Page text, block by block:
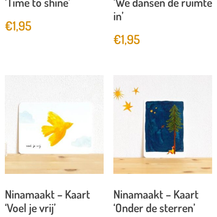
€1,95
in’
€1,95
Ninamaakt – Kaart
‘Voel je vrij’
Ninamaakt – Kaart
‘Onder de sterren’